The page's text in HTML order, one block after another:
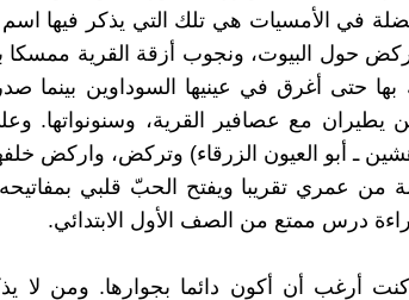
في الأمسيات هي تلك التي يذكر فيها اسم
حول البيوت، ونجوب أزقة القرية ممسكا
بها حتى أغرق في عينيها السوداوين بينما
يطيران مع عصافير القرية، وسنونواتها.
ـ أبو العيون الزرقاء) وتركض، واركض
من عمري تقريبا ويفتح الحبّ قلبي بمفاتيحه
درس ممتع من الصف الأول الابتدائي.
أرغب أن أكون دائما بجوارها. ومن لا